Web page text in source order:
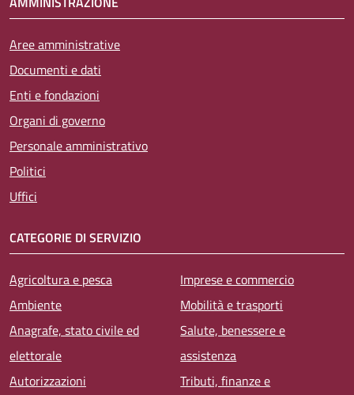
Aree amministrative
Documenti e dati
Enti e fondazioni
Organi di governo
Personale amministrativo
Politici
Uffici
CATEGORIE DI SERVIZIO
Agricoltura e pesca
Ambiente
Anagrafe, stato civile ed
elettorale
Autorizzazioni
Imprese e commercio
Mobilità e trasporti
Salute, benessere e
assistenza
Tributi, finanze e